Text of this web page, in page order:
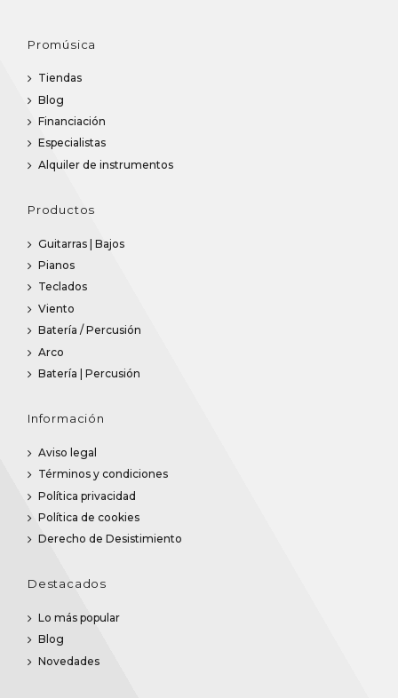
Promúsica
Tiendas
Blog
Financiación
Especialistas
Alquiler de instrumentos
Productos
Guitarras | Bajos
Pianos
Teclados
Viento
Batería / Percusión
Arco
Batería | Percusión
Información
Aviso legal
Términos y condiciones
Política privacidad
Política de cookies
Derecho de Desistimiento
Destacados
Lo más popular
Blog
Novedades